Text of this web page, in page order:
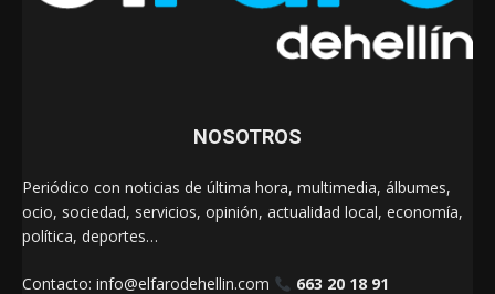
NOSOTROS
Periódico con noticias de última hora, multimedia, álbumes,
ocio, sociedad, servicios, opinión, actualidad local, economía,
política, deportes…
Contacto: info@elfarodehellin.com 663 20 18 91